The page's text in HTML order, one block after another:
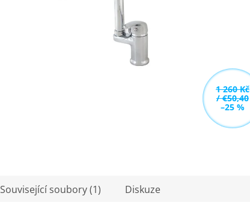
1 260 Kč
/ €50,40
–25 %
Související soubory (1) Diskuze